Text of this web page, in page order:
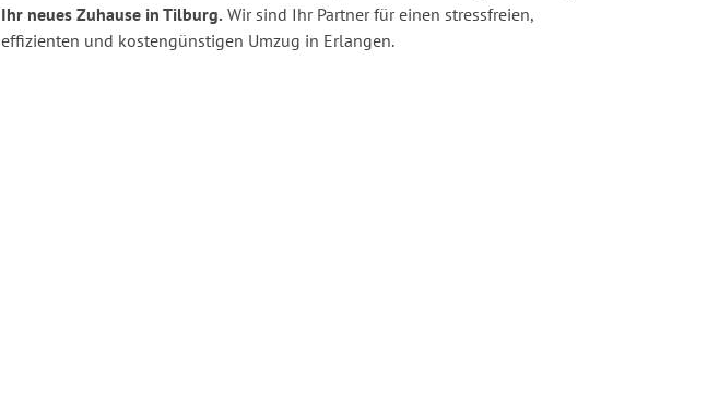
Ihr neues Zuhause in Tilburg. Wir sind Ihr Partner für einen stressfreien,
effizienten und kostengünstigen Umzug in Erlangen.